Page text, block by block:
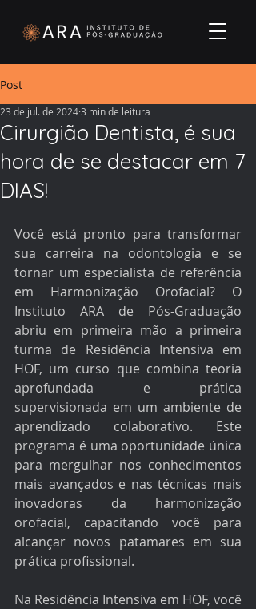
Post
Cirurgião Dentista, é sua
hora de se destacar em 7
DIAS!
23 de jul. de 20243 min de leitura
Você está pronto para transformar
sua carreira na odontologia e se
tornar um especialista de referência
em Harmonização Orofacial? O
Instituto ARA de Pós-Graduação
abriu em primeira mão a primeira
turma de Residência Intensiva em
HOF, um curso que combina teoria
aprofundada e prática
supervisionada em um ambiente de
aprendizado colaborativo. Este
programa é uma oportunidade única
para mergulhar nos conhecimentos
mais avançados e nas técnicas mais
inovadoras da harmonização
orofacial, capacitando você para
alcançar novos patamares em sua
prática profissional.
Na Residência Intensiva em HOF, você